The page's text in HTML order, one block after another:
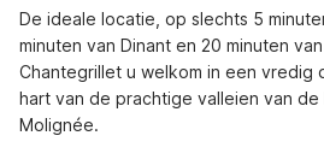
De ideale locatie, op slechts 5
minuten van Dinant en 20 minuten
Chantegrillet u welkom in een vredig
hart van de prachtige valleien van de
Molignée.